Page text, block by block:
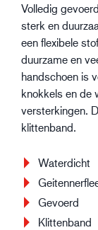
Volledig
sterk en
een flexibele
duurzame en
handschoen is
knokkels en de
versterkingen.
klittenband.
Waterdicht
Gevoerd
Klittenband